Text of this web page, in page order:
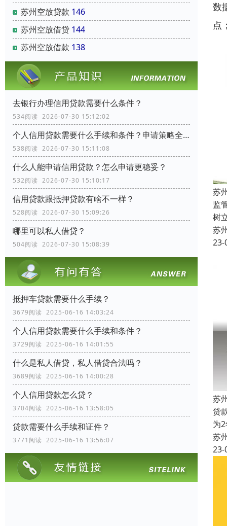
苏州空放贷款 146
苏州空放借贷 144
苏州空放借款 138
去银行办理信用贷款需要什么条件？
534阅读 2026-07-30 15:12:02
个人信用贷款需要什么手续和条件？申请策略全流程指南
538阅读 2026-07-30 15:11:08
什么人能申请信用贷款？怎么申请更稳妥？
532阅读 2026-07-30 15:10:17
信用贷款跟抵押贷款有啥不一样？
528阅读 2026-07-30 15:09:26
哪里可以私人借贷？
504阅读 2026-07-30 15:08:39
抵押车贷款需要什么手续？
3679阅读 2025-06-16 14:03:24
个人信用贷款需要什么手续和条件？
3729阅读 2025-06-16 14:01:55
什么是私人借贷，私人借贷合法吗？
3689阅读 2025-06-16 14:00:28
个人信用贷款怎么贷？
3704阅读 2025-06-16 13:58:05
贷款需要什么手续和证件？
3771阅读 2025-06-16 13:56:07
数
点
苏
监
树
苏
23-
苏
贷
为
苏
23-